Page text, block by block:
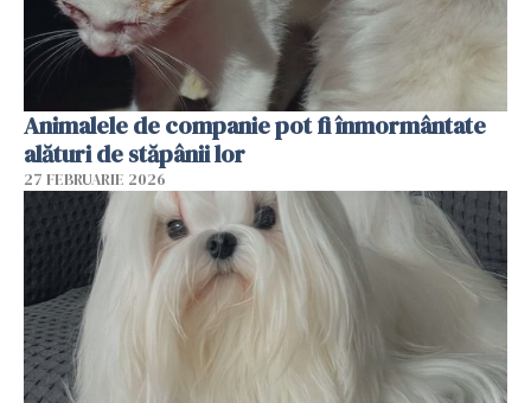
Animalele de companie pot fi înmormântate
alături de stăpânii lor
27 FEBRUARIE 2026